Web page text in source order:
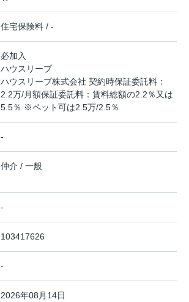
住宅保険料 / -
必加入
ハウスリーブ
ハウスリーブ株式会社 契約時保証委託料：
2.2万/月額保証委託料：賃料総額の2.2％又は
5.5％ ※ペット可は2.5万/2.5％
-
仲介 / 一般
-
103417626
-
2026年08月14日